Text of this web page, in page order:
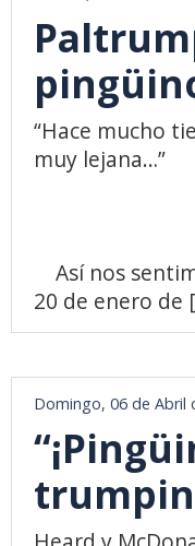
“Hace mucho
muy lejana…”
Así nos
20 de enero de
Domingo, 06 de Abril